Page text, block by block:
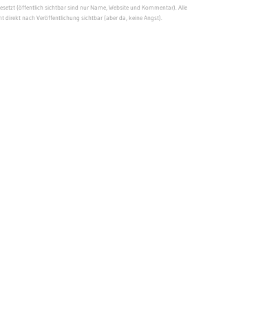
(öffentlich sichtbar sind nur Name, Website und Kommentar). Alle
nach Veröffentlichung sichtbar (aber da, keine Angst).